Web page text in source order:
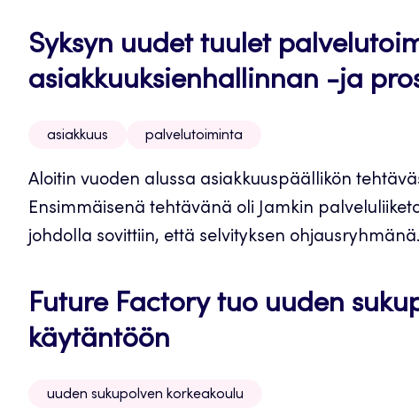
Syksyn uudet tuulet
asiakkuuksienhallinnan -ja
asiakkuus palvelutoiminta
Aloitin vuoden alussa asiakkuuspäällikön
Ensimmäisenä tehtävänä oli Jamkin
johdolla sovittiin, että selvityksen
Future Factory tuo uuden
käytäntöön
uuden sukupolven korkeakoulu